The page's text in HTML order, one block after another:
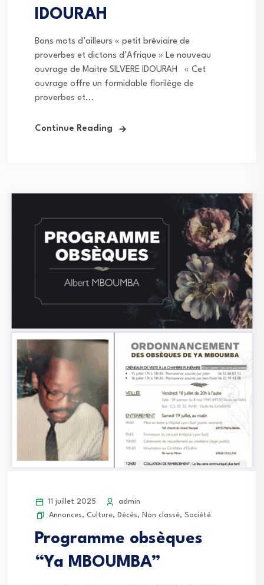
IDOURAH
Bons mots d’ailleurs « petit bréviaire de
proverbes et dictons d’Afrique » Le nouveau
ouvrage de Maitre SILVERE IDOURAH « Cet
ouvrage offre un formidable florilège de
proverbes et...
Continue Reading
11 juillet 2025
admin
Annonces, Culture, Décès, Non classé, Société
Programme obsèques
“Ya MBOUMBA”